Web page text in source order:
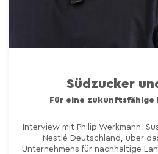
Südzucker
Für eine
Interview mit Philip Werkmann,
Nestlé Deutschland, über
Unternehmens für nachhaltige